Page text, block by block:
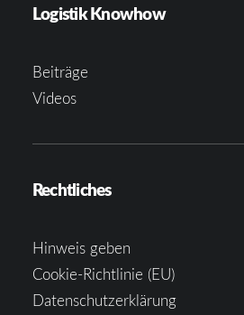
Logistik Knowhow
Beiträge
Videos
Rechtliches
Hinweis geben
Cookie-Richtlinie (EU)
Datenschutzerklärung